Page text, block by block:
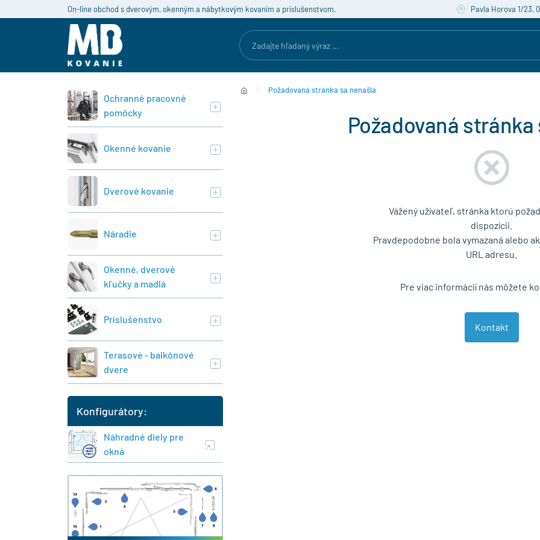
On-line obchod s dverovým, okenným a nábytkovým kovaním a príslušenstvom. Pavla Horova 1/23,
Požadovaná stránka sa nenašla
Požadovaná stránka
Vážený užívateľ, stránka ktorú
dispozícii.
Pravdepodobne bola vymazaná alebo
URL adresu.
Pre viac informácií nás môžete
Kontakt
Ochranné pracovné
pomôcky
Okenné kovanie
Dverové kovanie
Náradie
Okenné, dverové
kľučky a madlá
Príslušenstvo
Terasové - balkónové
dvere
Konfigurátory:
Náhradné diely pre
okná